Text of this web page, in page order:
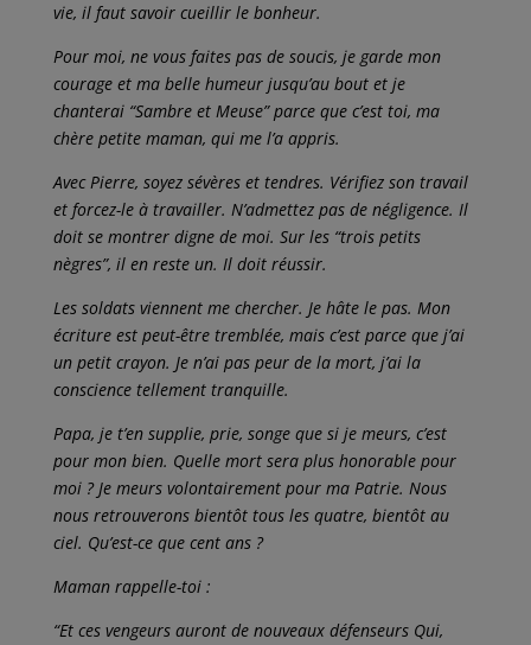
vie, il faut savoir cueillir le bonheur.
Pour moi, ne vous faites pas de soucis, je garde mon
courage et ma belle humeur jusqu’au bout et je
chanterai “Sambre et Meuse” parce que c’est toi, ma
chère petite maman, qui me l’a appris.
Avec Pierre, soyez sévères et tendres. Vérifiez son travail
et forcez-le à travailler. N’admettez pas de négligence. Il
doit se montrer digne de moi. Sur les “trois petits
nègres”, il en reste un. Il doit réussir.
Les soldats viennent me chercher. Je hâte le pas. Mon
écriture est peut-être tremblée, mais c’est parce que j’ai
un petit crayon. Je n’ai pas peur de la mort, j’ai la
conscience tellement tranquille.
Papa, je t’en supplie, prie, songe que si je meurs, c’est
pour mon bien. Quelle mort sera plus honorable pour
moi ? Je meurs volontairement pour ma Patrie. Nous
nous retrouverons bientôt tous les quatre, bientôt au
ciel. Qu’est-ce que cent ans ?
Maman rappelle-toi :
“Et ces vengeurs auront de nouveaux défenseurs Qui,